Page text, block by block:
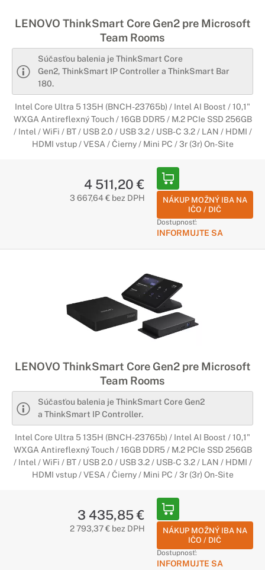
LENOVO ThinkSmart Core Gen2 pre Microsoft
Team Rooms
Súčasťou balenia je ThinkSmart Core
Gen2, ThinkSmart IP Controller a ThinkSmart Bar
180.
Intel Core Ultra 5 135H (BNCH-23765b) / Intel AI Boost / 10,1"
WXGA Antireflexný Touch / 16GB DDR5 / M.2 PCIe SSD 256GB
/ Intel / WiFi / BT / USB 2.0 / USB 3.2 / USB-C 3.2 / LAN / HDMI /
HDMI vstup / VESA / Čierny / Mini PC / 3r (3r) On-Site
4 511,20 €
3 667,64 € bez DPH
NÁKUP MOŽNÝ IBA NA
IČO / DIČ
Dostupnosť:
INFORMUJTE SA
LENOVO ThinkSmart Core Gen2 pre Microsoft
Team Rooms
Súčasťou balenia je ThinkSmart Core Gen2
a ThinkSmart IP Controller.
Intel Core Ultra 5 135H (BNCH-23765b) / Intel AI Boost / 10,1"
WXGA Antireflexný Touch / 16GB DDR5 / M.2 PCIe SSD 256GB
/ Intel / WiFi / BT / USB 2.0 / USB 3.2 / USB-C 3.2 / LAN / HDMI /
HDMI vstup / VESA / Čierny / Mini PC / 3r (3r) On-Site
3 435,85 €
2 793,37 € bez DPH
NÁKUP MOŽNÝ IBA NA
IČO / DIČ
Dostupnosť:
INFORMUJTE SA